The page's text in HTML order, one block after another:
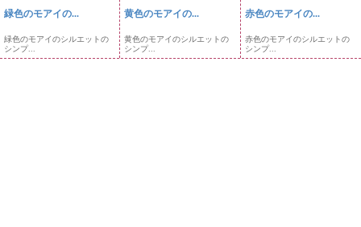
緑色のモアイの...
緑色のモアイのシルエットの
シンプ...
黄色のモアイの...
黄色のモアイのシルエットの
シンプ...
赤色のモアイの...
赤色のモアイのシルエットの
シンプ...